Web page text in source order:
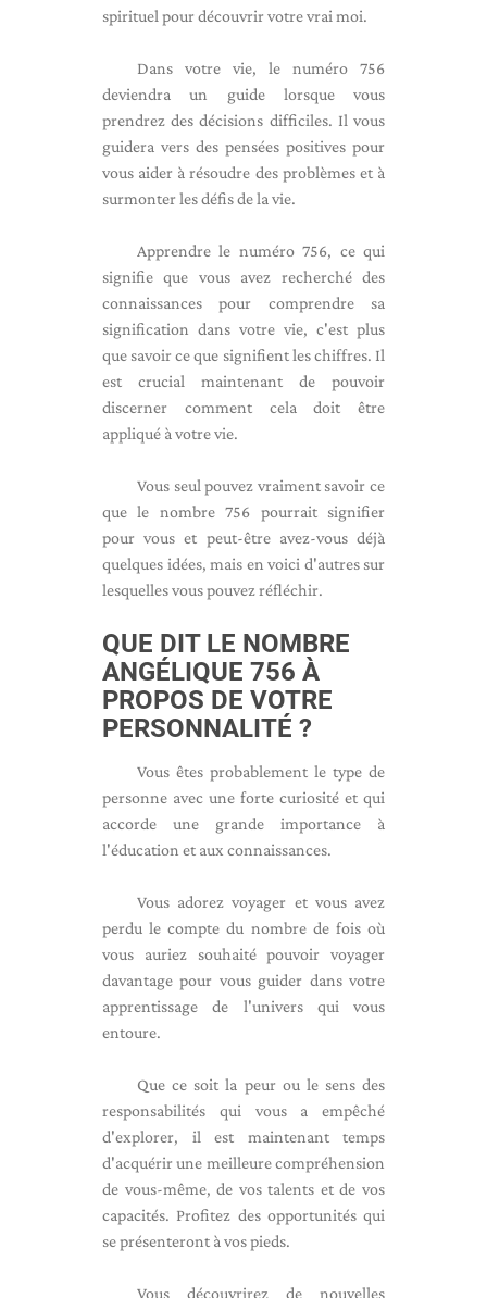
spirituel pour découvrir votre vrai moi.
Dans votre vie, le numéro 756
deviendra un guide lorsque vous
prendrez des décisions difficiles. Il vous
guidera vers des pensées positives pour
vous aider à résoudre des problèmes et à
surmonter les défis de la vie.
Apprendre le numéro 756, ce qui
signifie que vous avez recherché des
connaissances pour comprendre sa
signification dans votre vie, c'est plus
que savoir ce que signifient les chiffres. Il
est crucial maintenant de pouvoir
discerner comment cela doit être
appliqué à votre vie.
Vous seul pouvez vraiment savoir ce
que le nombre 756 pourrait signifier
pour vous et peut-être avez-vous déjà
quelques idées, mais en voici d'autres sur
lesquelles vous pouvez réfléchir.
QUE DIT LE NOMBRE
ANGÉLIQUE 756 À
PROPOS DE VOTRE
PERSONNALITÉ ?
Vous êtes probablement le type de
personne avec une forte curiosité et qui
accorde une grande importance à
l'éducation et aux connaissances.
Vous adorez voyager et vous avez
perdu le compte du nombre de fois où
vous auriez souhaité pouvoir voyager
davantage pour vous guider dans votre
apprentissage de l'univers qui vous
entoure.
Que ce soit la peur ou le sens des
responsabilités qui vous a empêché
d'explorer, il est maintenant temps
d'acquérir une meilleure compréhension
de vous-même, de vos talents et de vos
capacités. Profitez des opportunités qui
se présenteront à vos pieds.
Vous découvrirez de nouvelles